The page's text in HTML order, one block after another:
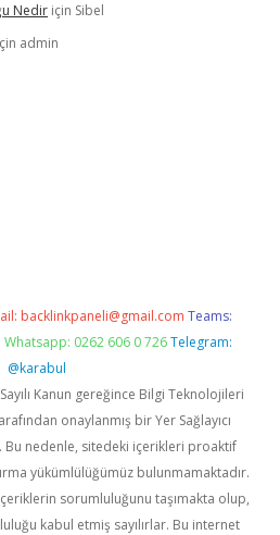
Nedir için Sibel
admin
backlinkpaneli@gmail.com Teams:
Whatsapp: 0262 606 0 726 Telegram:
@karabul
Kanun gereğince Bilgi Teknolojileri
onaylanmış bir Yer Sağlayıcı
nedenle, sitedeki içerikleri proaktif
yükümlülüğümüz bulunmamaktadır.
sorumluluğunu taşımakta olup,
kabul etmiş sayılırlar. Bu internet